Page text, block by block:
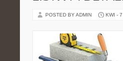
POSTED BY ADMIN KWI -